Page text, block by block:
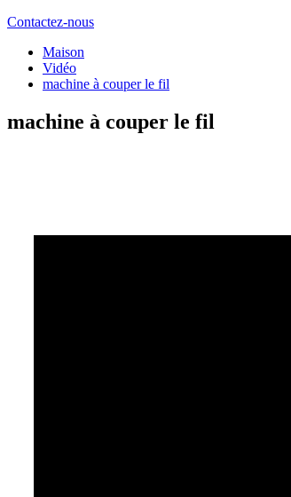
Contactez-nous
Maison
Vidéo
machine à couper le fil
machine à couper le fil